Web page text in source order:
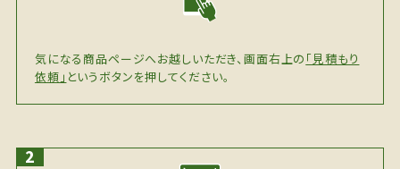
気になる商品ページへお越しいただき、画面右上の 「見積もり
依頼」 というボタンを押してください。